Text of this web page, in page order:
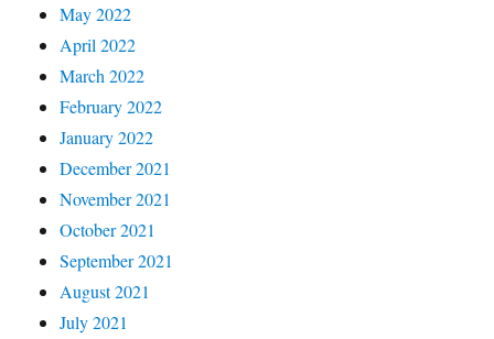
May 2022
April 2022
March 2022
February 2022
January 2022
December 2021
November 2021
October 2021
September 2021
August 2021
July 2021